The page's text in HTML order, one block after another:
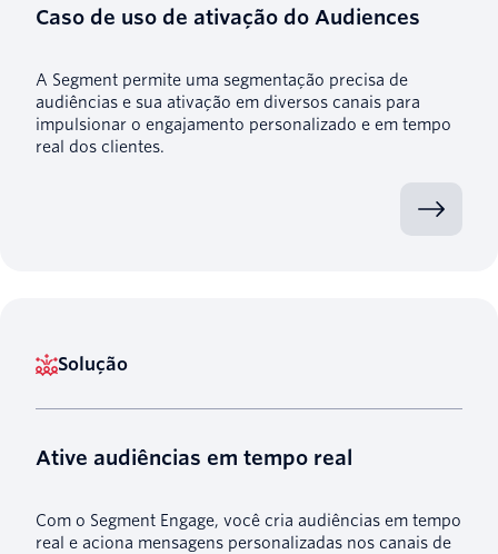
Caso de uso de ativação do Audiences
A Segment permite uma segmentação precisa de
audiências e sua ativação em diversos canais para
impulsionar o engajamento personalizado e em tempo
real dos clientes.
Solução
Ative audiências em tempo real
Com o Segment Engage, você cria audiências em tempo
real e aciona mensagens personalizadas nos canais de